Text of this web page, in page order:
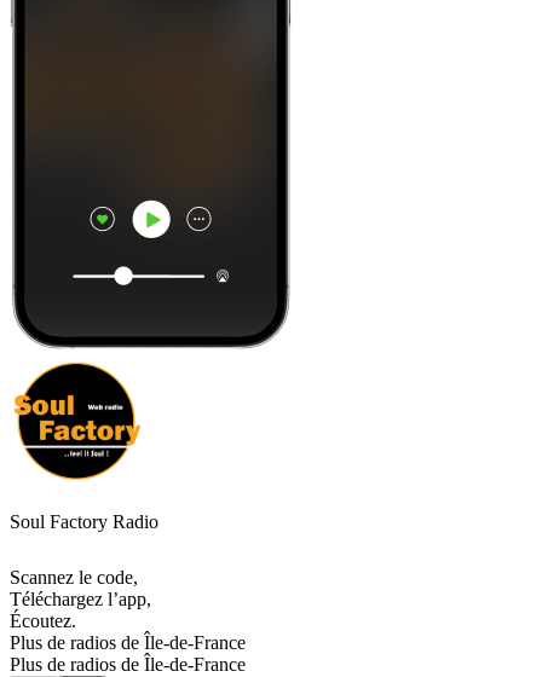
Soul Factory Radio
Scannez le code,
Téléchargez l’app,
Écoutez.
Plus de radios de Île-de-France
Plus de radios de Île-de-France